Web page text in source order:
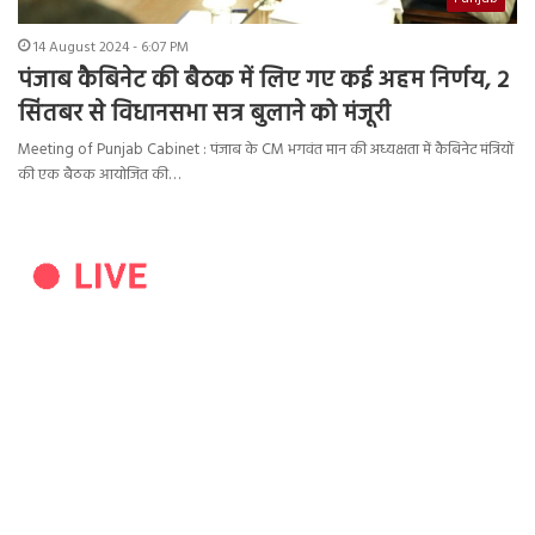
14 August 2024 - 6:07 PM
पंजाब कैबिनेट की बैठक में लिए गए कई अहम निर्णय, 2
सिंतबर से विधानसभा सत्र बुलाने को मंजूरी
Meeting of Punjab Cabinet : पंजाब के CM भगवंत मान की अध्यक्षता में कैबिनेट मंत्रियों
की एक बैठक आयोजित की…